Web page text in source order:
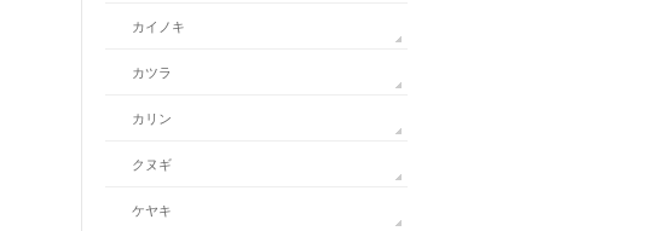
カイノキ
カツラ
カリン
クヌギ
ケヤキ